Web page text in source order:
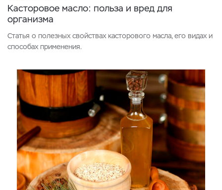
Касторовое масло: польза и вред для
организма
Статья о полезных свойствах касторового масла, его видах и
способах применения.